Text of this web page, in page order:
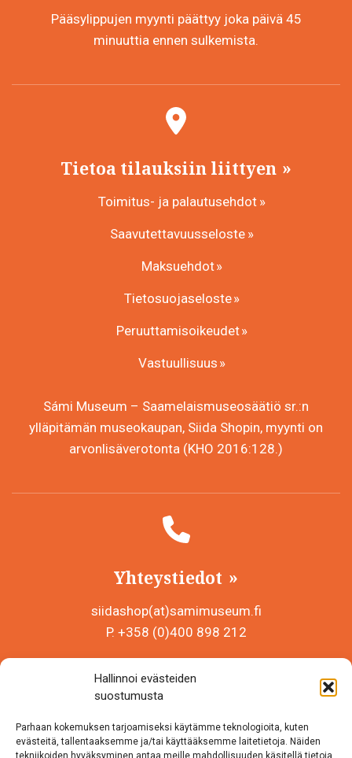
Hallinnoi evästeiden
suostumusta
Parhaan kokemuksen tarjoamiseksi käytämme teknologioita, kuten
evästeitä, tallentaaksemme ja/tai käyttääksemme laitetietoja. Näiden
tekniikoiden hyväksyminen antaa meille mahdollisuuden käsitellä tietoja,
Pääsylippujen myynti päättyy joka päivä 45
minuuttia ennen sulkemista.
Tietoa tilauksiin liittyen
Toimitus- ja palautusehdot
Saavutettavuusseloste
Maksuehdot
Tietosuojaseloste
Peruuttamisoikeudet
Vastuullisuus
Sámi Museum – Saamelaismuseosäätiö sr.:n
ylläpitämän museokaupan, Siida Shopin, myynti on
arvonlisäverotonta (KHO 2016:128.)
Yhteystiedot
siidashop(at)samimuseum.fi
P. +358 (0)400 898 212
Y-tunnus 0625907-2
Inarintie 46